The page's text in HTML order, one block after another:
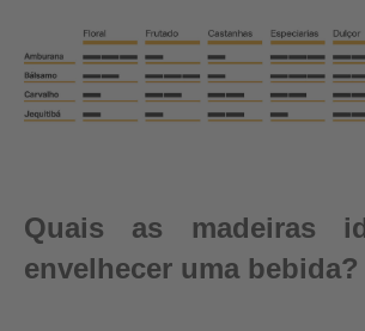
Quais as madeiras
envelhecer uma bebida?